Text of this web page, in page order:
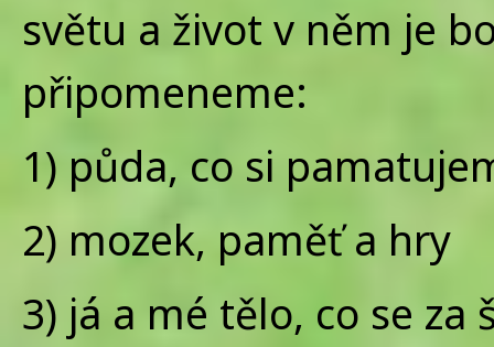
světu a život v něm je
připomeneme:
1) půda, co si
2) mozek, paměť a hry
3) já a mé tělo, co se